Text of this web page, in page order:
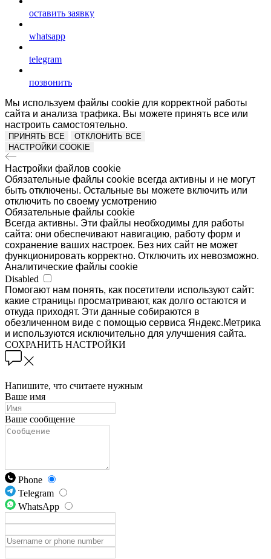
оставить заявку
whatsapp
telegram
позвонить
Мы используем файлы cookie для корректной работы
сайта и анализа трафика. Вы можете принять все или
настроить самостоятельно.
ПРИНЯТЬ ВСЕ
ОТКЛОНИТЬ ВСЕ
НАСТРОЙКИ COOKIE
Настройки файлов cookie
Обязательные файлы cookie всегда активны и не могут
быть отключены. Остальные вы можете включить или
отключить по своему усмотрению
Обязательные файлы cookie
Всегда активны. Эти файлы необходимы для работы
сайта: они обеспечивают навигацию, работу форм и
сохранение ваших настроек. Без них сайт не может
функционировать корректно. Отключить их невозможно.
Аналитические файлы cookie
Disabled
Помогают нам понять, как посетители используют сайт:
какие страницы просматривают, как долго остаются и
откуда приходят. Эти данные собираются в
обезличенном виде с помощью сервиса Яндекс.Метрика
и используются исключительно для улучшения сайта.
СОХРАНИТЬ НАСТРОЙКИ
Напишите, что считаете нужным
Ваше имя
Ваше сообщение
Phone
Telegram
WhatsApp